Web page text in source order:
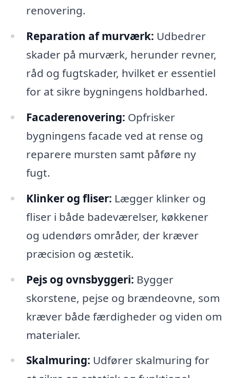
renovering.
Reparation af murværk: Udbedrer
skader på murværk, herunder revner,
råd og fugtskader, hvilket er essentiel
for at sikre bygningens holdbarhed.
Facaderenovering: Opfrisker
bygningens facade ved at rense og
reparere mursten samt påføre ny
fugt.
Klinker og fliser: Lægger klinker og
fliser i både badeværelser, køkkener
og udendørs områder, der kræver
præcision og æstetik.
Pejs og ovnsbyggeri: Bygger
skorstene, pejse og brændeovne, som
kræver både færdigheder og viden om
materialer.
Skalmuring: Udfører skalmuring for